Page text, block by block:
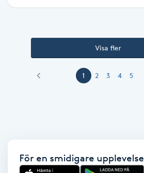
Veterinär
Volymfransar
Visa fler
1 2 3 4 5
För en smidigare upplevelse